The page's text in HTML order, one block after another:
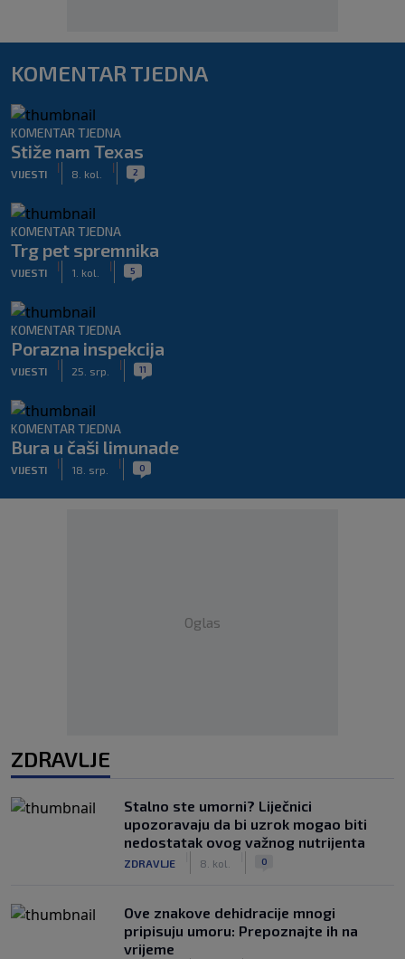
KOMENTAR TJEDNA
KOMENTAR TJEDNA
Stiže nam Texas
VIJESTI
|
8. kol.
| 2
KOMENTAR TJEDNA
Trg pet spremnika
VIJESTI
|
1. kol.
| 5
KOMENTAR TJEDNA
Porazna inspekcija
VIJESTI
|
25. srp.
| 11
KOMENTAR TJEDNA
Bura u čaši limunade
VIJESTI
|
18. srp.
| 0
Oglas
ZDRAVLJE
Stalno ste umorni? Liječnici
upozoravaju da bi uzrok mogao biti
nedostatak ovog važnog nutrijenta
ZDRAVLJE 8. kol. 0
Ove znakove dehidracije mnogi
pripisuju umoru: Prepoznajte ih na
vrijeme